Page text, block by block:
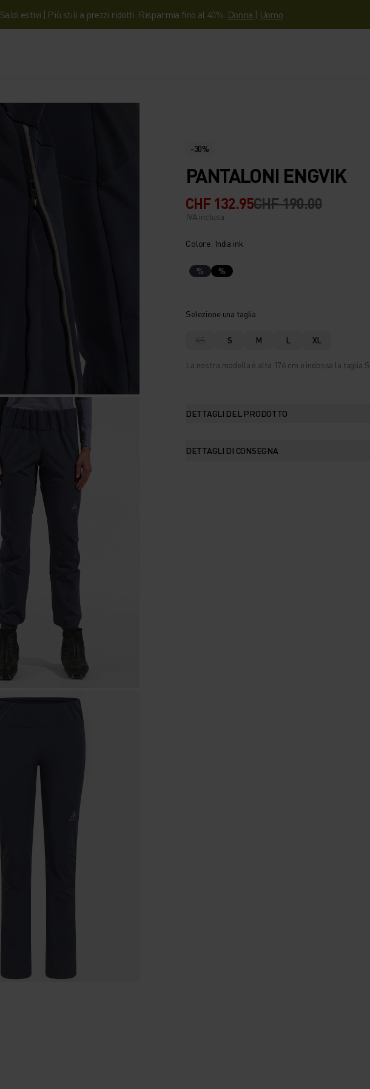
Saldi estivi | Più stili a prezzi ridotti. Risparmia fino al 40%. Donna | Uomo
-30%
PANTALONI ENGVIK
CHF 132.95CHF 190.00
IVA inclusa
Colore: India ink
% %
Selezione una taglia
XS S M L XL
La nostra modella è alta 176 cm e indossa la taglia S.
DETTAGLI DEL PRODOTTO
DETTAGLI DI CONSEGNA